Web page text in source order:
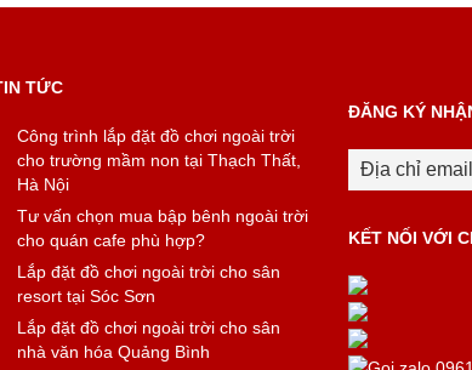
TỨC
Công trình lắp đặt đồ chơi ngoài trời
cho trường mầm non tại Thạch Thất,
Hà Nội
Tư vấn chọn mua bập bênh ngoài trời
cho quán cafe phù hợp?
Lắp đặt đồ chơi ngoài trời cho sân
resort tại Sóc Sơn
Lắp đặt đồ chơi ngoài trời cho sân
nhà văn hóa Quảng Bình
ĐĂNG KÝ
KẾT NỐI VỚI